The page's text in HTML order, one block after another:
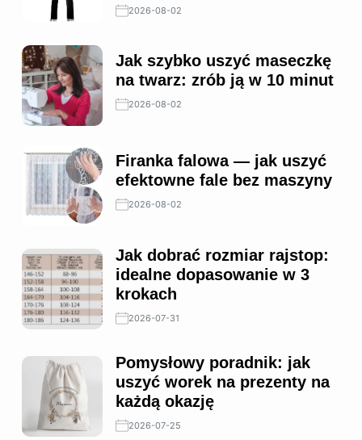
2026-08-02
Jak szybko uszyć maseczkę
na twarz: zrób ją w 10 minut
2026-08-02
Firanka falowa — jak uszyć
efektowne fale bez maszyny
2026-08-02
Jak dobrać rozmiar rajstop:
idealne dopasowanie w 3
krokach
2026-07-31
Pomysłowy poradnik: jak
uszyć worek na prezenty na
każdą okazję
2026-07-25